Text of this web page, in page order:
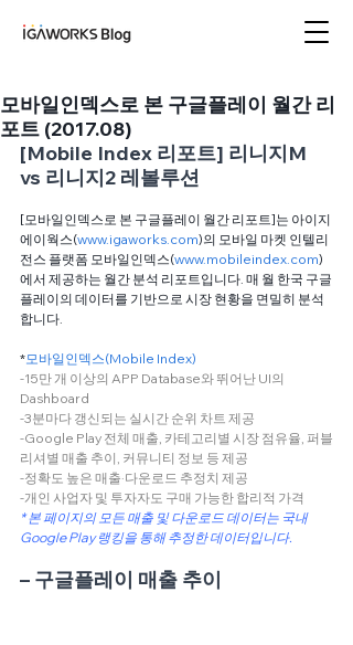
모바일인덱스로 본 구글플레이 월간 리
포트 (2017.08)
[Mobile Index 리포트] 리니지M
vs 리니지2 레볼루션
[모바일인덱스로 본 구글플레이 월간 리포트]는 아이지
에이웍스(www.igaworks.com)의 모바일 마켓 인텔리
전스 플랫폼 모바일인덱스(www.mobileindex.com)
에서 제공하는 월간 분석 리포트입니다. 매 월 한국 구글
플레이의 데이터를 기반으로 시장 현황을 면밀히 분석
합니다.
*모바일인덱스(Mobile Index)
-15만 개 이상의 APP Database와 뛰어난 UI의
Dashboard
-3분마다 갱신되는 실시간 순위 차트 제공
-Google Play 전체 매출, 카테고리별 시장 점유율, 퍼블
리셔별 매출 추이, 커뮤니티 정보 등 제공
-정확도 높은 매출·다운로드 추정치 제공
-개인 사업자 및 투자자도 구매 가능한 합리적 가격
* 본 페이지의 모든 매출 및 다운로드 데이터는 국내
Google Play 랭킹을 통해 추정한 데이터입니다.
– 구글플레이 매출 추이